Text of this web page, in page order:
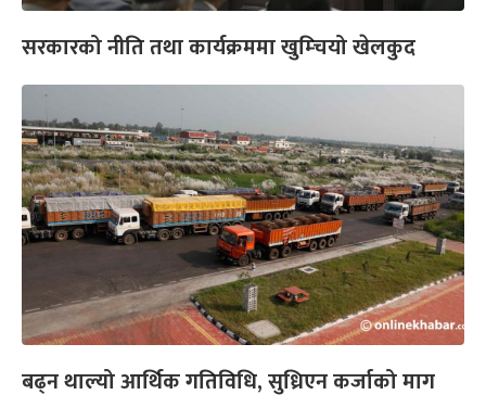
सरकारको नीति तथा कार्यक्रममा खुम्चियो खेलकुद
बढ्न थाल्यो आर्थिक गतिविधि, सुध्रिएन कर्जाको माग